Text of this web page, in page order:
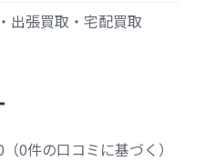
出張買取・宅配買取
0件の口コミに基づく）